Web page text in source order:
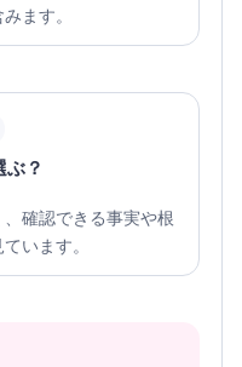
ます。
ぶ？
確認できる事実や根
います。